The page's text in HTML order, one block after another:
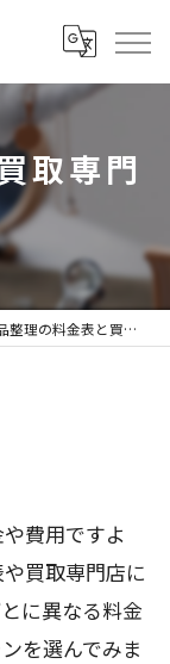
取専門
理の料金表と買取専門店
費用ですよ
買取専門店に
に異なる料金
を選んでみま